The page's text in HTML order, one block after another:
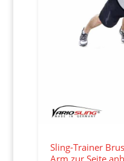
Sling-Trainer
Arm zur Seite